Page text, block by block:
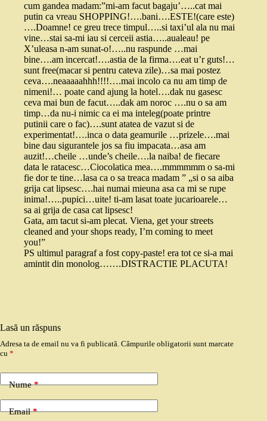
cum gandea madam:”mi-am facut bagaju’…..cat mai
putin ca vreau SHOPPING!….bani….ESTE!(care este)
….Doamne! ce greu trece timpul…..si taxi’ul ala nu mai
vine…stai sa-mi iau si cerceii astia…..aualeau! pe
X’uleasa n-am sunat-o!…..nu raspunde …mai
bine….am incercat!….astia de la firma….eat u’r guts!…
sunt free(macar si pentru cateva zile)…sa mai postez
ceva….neaaaaahhh!!!!….mai incolo ca nu am timp de
nimeni!… poate cand ajung la hotel….dak nu gasesc
ceva mai bun de facut…..dak am noroc ….nu o sa am
timp…da nu-i nimic ca ei ma inteleg(poate printre
putinii care o fac)….sunt atatea de vazut si de
experimentat!….inca o data geamurile …prizele….mai
bine dau sigurantele jos sa fiu impacata…asa am
auzit!…cheile …unde’s cheile….la naiba! de fiecare
data le ratacesc…Ciocolatica mea….mmmmmm o sa-mi
fie dor te tine…lasa ca o sa treaca madam ” „si o sa aiba
grija cat lipsesc….hai numai mieuna asa ca mi se rupe
inima!…..pupici…uite! ti-am lasat toate jucarioarele…
sa ai grija de casa cat lipsesc!
Gata, am tacut si-am plecat. Viena, get your streets
cleaned and your shops ready, I’m coming to meet
you!”
PS ultimul paragraf a fost copy-paste! era tot ce si-a mai
amintit din monolog…….DISTRACTIE PLACUTA!
Lasă un răspuns
Adresa ta de email nu va fi publicată. Câmpurile obligatorii sunt marcate
cu *
Nume*
Email*